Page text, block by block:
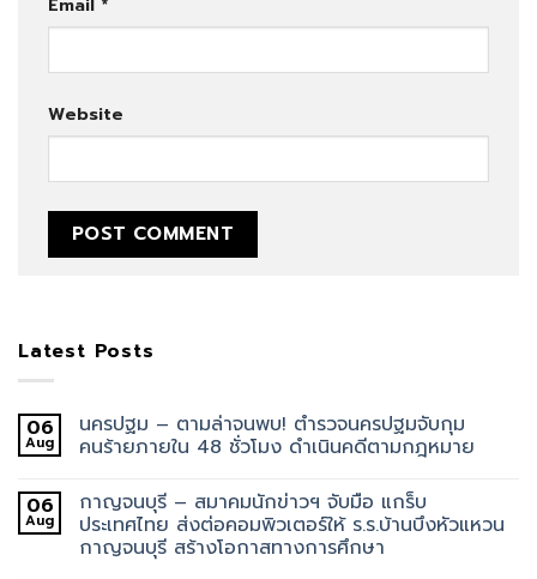
Website
Latest Posts
06
Aug
นครปฐม – ตามล่าจนพบ! ตำรวจนครปฐมจับกุม
คนร้ายภายใน 48 ชั่วโมง ดำเนินคดีตามกฎหมาย
06
Aug
กาญจนบุรี – สมาคมนักข่าวฯ จับมือ แกร็บ
ประเทศไทย ส่งต่อคอมพิวเตอร์ให้ ร.ร.บ้านบึงหัวแหวน
กาญจนบุรี สร้างโอกาสทางการศึกษา